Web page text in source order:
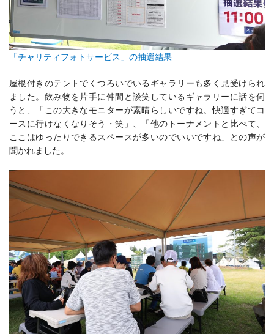
「チャリティフォトサービス」の抽選結果
屋根付きのテントでくつろいでいるギャラリーも多く見受けられ
ました。飲み物を片手に仲間と談笑しているギャラリーに話を伺
うと、「この大きなモニターが素晴らしいですね。快適すぎてコ
ースに行けなくなりそう・笑」、「他のトーナメントと比べて、
ここはゆったりできるスペースが多いのでいいですね」との声が
聞かれました。